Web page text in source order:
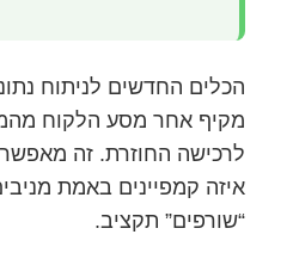
הכלים החדשים לניתוח
מקיף אחר מסע הלקוח
לרכישה החוזרת. זה
איזה קמפיינים באמת
“שורפים” תקציב.